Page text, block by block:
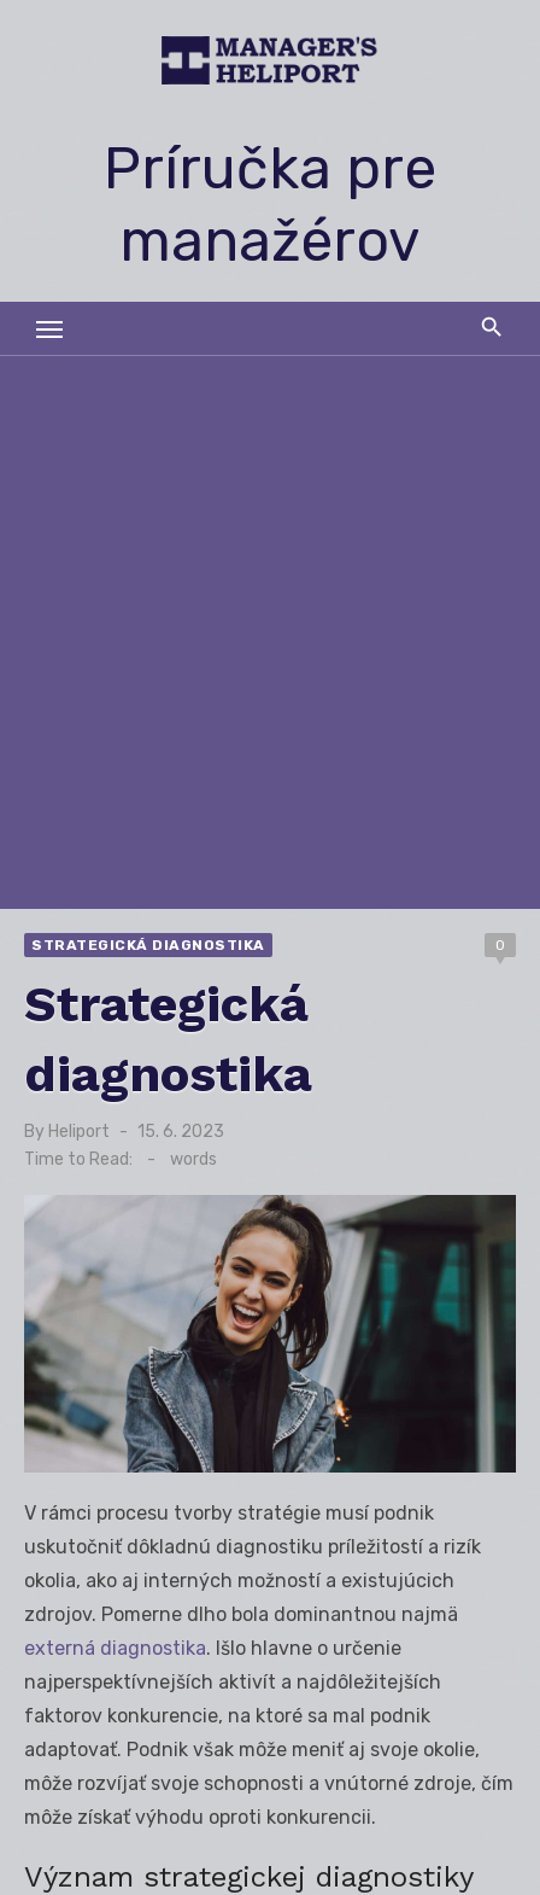
Príručka pre
manažérov
STRATEGICKÁ DIAGNOSTIKA 0
Strategická
diagnostika
By Heliport
Posted
15. 6. 2023
Time to Read:
- words
V rámci procesu tvorby stratégie musí podnik
uskutočniť dôkladnú diagnostiku príležitostí a rizík
okolia, ako aj interných možností a existujúcich
zdrojov. Pomerne dlho bola dominantnou najmä
externá diagnostika. Išlo hlavne o určenie
najperspektívnejších aktivít a najdôležitejších
faktorov konkurencie, na ktoré sa mal podnik
adaptovať. Podnik však môže meniť aj svoje okolie,
môže rozvíjať svoje schopnosti a vnútorné zdroje, čím
môže získať výhodu oproti konkurencii.
Význam strategickej diagnostiky